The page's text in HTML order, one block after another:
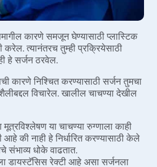
कारणे समजून घेण्यासाठी प्लास्टिक
त्यानंतरच तुम्ही प्रक्रियेसाठी
हे सर्जन ठरवेल.
कारणे निश्चित करण्यासाठी सर्जन तुमचा
विचारेल. खालील चाचण्या देखील
या चाचण्या रुग्णाला काही
की नाही हे निर्धारित करण्यासाठी केले
संभाव्य धोके वाढतात.
डायस्टॅसिस रेक्टी आहे असा सर्जनला